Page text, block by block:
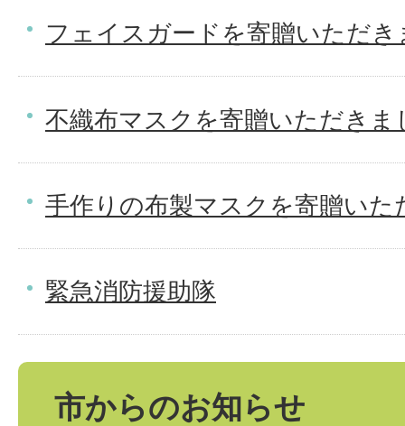
フェイスガードを寄贈いただき
不織布マスクを寄贈いただきま
手作りの布製マスクを寄贈いた
緊急消防援助隊
市からのお知らせ